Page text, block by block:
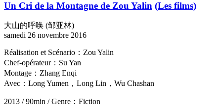
Un Cri de la Montagne de Zou Yalin (Les films)
大山的呼唤 (邹亚林)
samedi 26 novembre 2016
Réalisation et Scénario：Zou Yalin
Chef-opérateur：Su Yan
Montage：Zhang Enqi
Avec：Long Yumen，Long Lin，Wu Chashan
2013 / 90min / Genre：Fiction